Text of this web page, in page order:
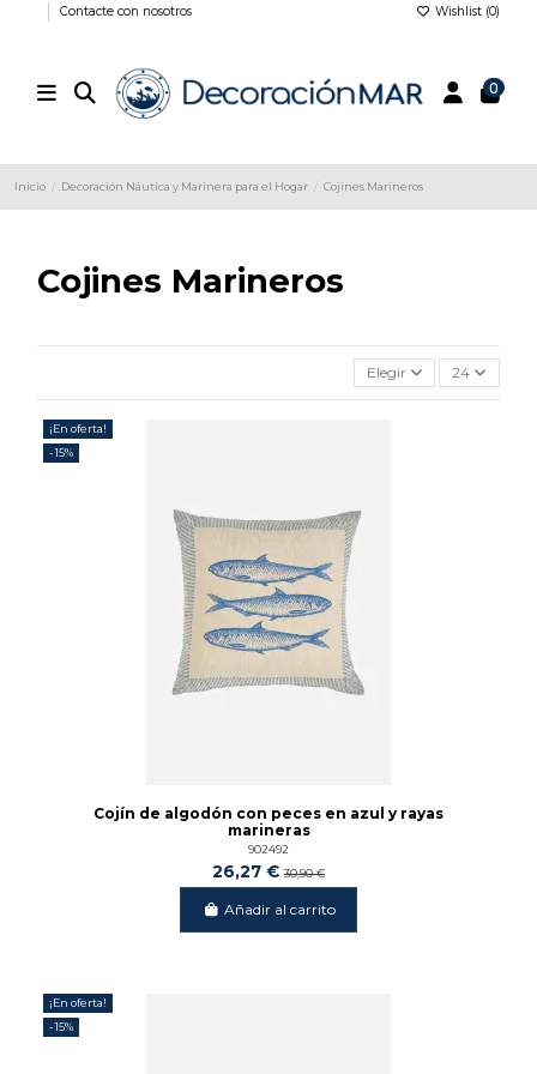
Contacte con nosotros Wishlist (0)
0
Inicio Decoración Náutica y Marinera para el Hogar Cojines Marineros
Cojines Marineros
Elegir 24
¡En oferta!
-15%
Cojín de algodón con peces en azul y rayas
marineras
902492
26,27 € 30,90 €
Añadir al carrito
¡En oferta!
-15%